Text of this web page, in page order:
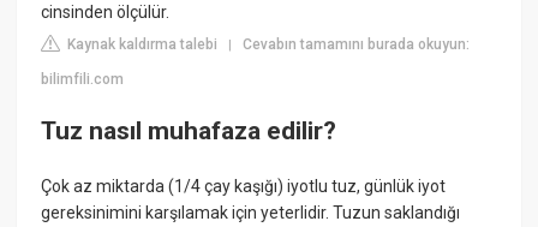
cinsinden ölçülür.
Kaynak kaldırma talebi |Cevabın tamamını burada okuyun:
bilimfili.com
Tuz nasıl muhafaza edilir?
Çok az miktarda (1/4 çay kaşığı) iyotlu tuz, günlük iyot
gereksinimini karşılamak için yeterlidir. Tuzun saklandığı